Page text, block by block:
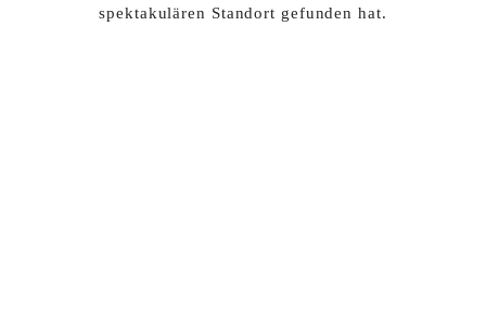
spektakulären Standort gefunden hat.